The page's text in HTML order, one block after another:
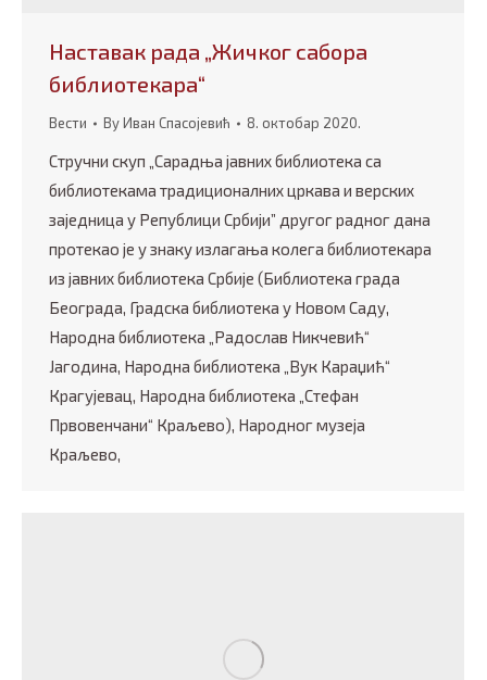
Наставак рада „Жичког сабора
библиотекара“
Вести ByИван Спасојевић 8. октобар 2020.
Стручни скуп „Сарадња јавних библиотека са
библиотекама традиционалних цркава и верских
заједница у Републици Србији” другог радног дана
протекао је у знаку излагања колега библиотекара
из јавних библиотека Србије (Библиотека града
Београда, Градска библиотека у Новом Саду,
Народна библиотека „Радослав Никчевић“
Јагодина, Народна библиотека „Вук Караџић“
Крагујевац, Народна библиотека „Стефан
Првовенчани“ Краљево), Народног музеја
Краљево,